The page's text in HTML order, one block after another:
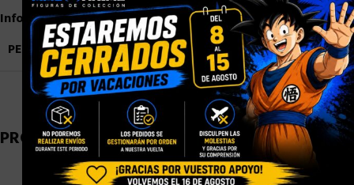
Información adicional
PESO
0,9 kg
PRODUCTOS RELACIONADOS